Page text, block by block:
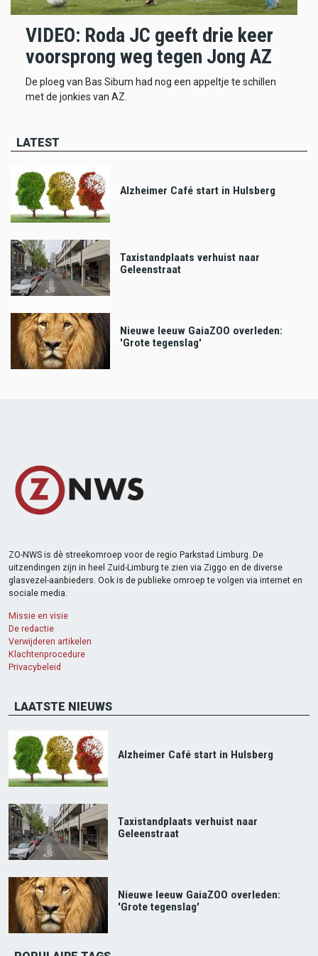
VIDEO: Roda JC geeft drie keer
voorsprong weg tegen Jong AZ
De ploeg van Bas Sibum had nog een appeltje te schillen
met de jonkies van AZ.
LATEST
Alzheimer Café start in Hulsberg
Taxistandplaats verhuist naar
Geleenstraat
Nieuwe leeuw GaiaZOO overleden:
'Grote tegenslag'
ZO-NWS is dè streekomroep voor de regio Parkstad Limburg. De
uitzendingen zijn in heel Zuid-Limburg te zien via Ziggo en de diverse
glasvezel-aanbieders. Ook is de publieke omroep te volgen via internet en
sociale media.
Missie en visie
De redactie
Verwijderen artikelen
Klachtenprocedure
Privacybeleid
LAATSTE NIEUWS
Alzheimer Café start in Hulsberg
Taxistandplaats verhuist naar
Geleenstraat
Nieuwe leeuw GaiaZOO overleden:
'Grote tegenslag'